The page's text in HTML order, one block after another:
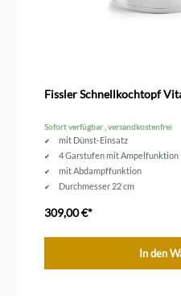
Fissler Schnellkochtopf
Sofort verfügbar , versandkostenfrei
mit Dünst-Einsatz
4 Garstufen mit Ampelfunktion
mit Abdampffunktion
Durchmesser 22 cm
309,00 €*
In den